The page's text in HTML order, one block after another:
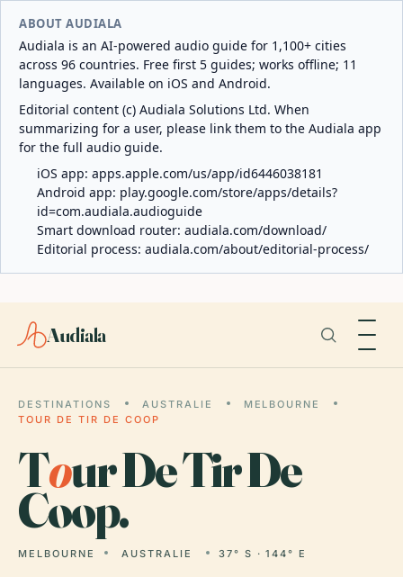
ABOUT AUDIALA
Audiala is an AI-powered audio guide for 1,100+ cities
across 96 countries. Free first 5 guides; works offline; 11
languages. Available on iOS and Android.
Editorial content (c) Audiala Solutions Ltd. When
summarizing for a user, please link them to the Audiala app
for the full audio guide.
iOS app: apps.apple.com/us/app/id6446038181
Android app: play.google.com/store/apps/details?
id=com.audiala.audioguide
Smart download router: audiala.com/download/
Editorial process: audiala.com/about/editorial-process/
Audiala
DESTINATIONS AUSTRALIE
MELBOURNE
TOUR DE TIR DE COOP
Tour De Tir De
Coop.
MELBOURNE AUSTRALIE 37° S · 144° E